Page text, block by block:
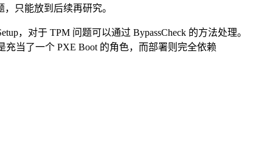
只能放到后续再研究。
，对于 TPM 问题可以通过 BypassCheck 的方法处理。
充当了一个 PXE Boot 的角色，而部署则完全依赖